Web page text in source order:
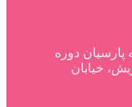
پارسیان دوره
خیابان